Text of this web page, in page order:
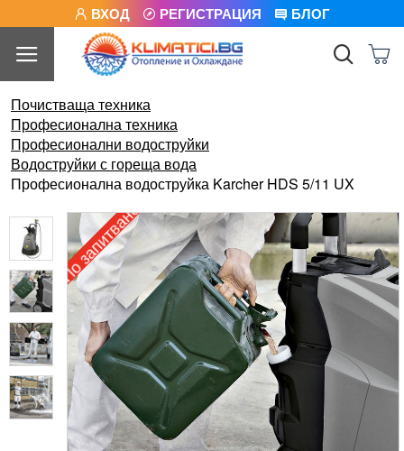
ВХОД РЕГИСТРАЦИЯ БЛОГ
Почистваща техника
Професионална техника
Професионални водоструйки
Водоструйки с гореща вода
Професионална водоструйка Karcher HDS 5/11 UX
По запитване